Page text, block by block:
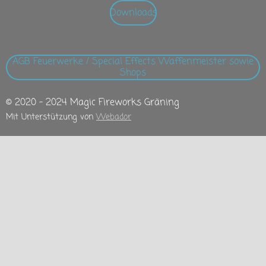
Downloads
AGB Feuerwerke / Special Effects Waffenmeister sowie
Shops
© 2020 - 2024 Magic Fireworks Gräning
Mit Unterstützung vonWebador